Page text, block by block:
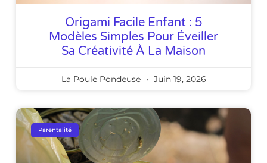
Origami Facile Enfant : 5
Modèles Simples Pour Éveiller
Sa Créativité À La Maison
La Poule Pondeuse Juin 19, 2026
Parentalité